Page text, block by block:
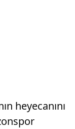
heyecanını